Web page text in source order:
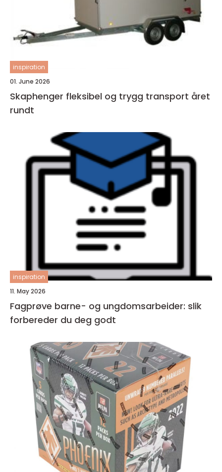
inspiration
01. June 2026
Skaphenger fleksibel og trygg transport året
rundt
inspiration
11. May 2026
Fagprøve barne- og ungdomsarbeider: slik
forbereder du deg godt